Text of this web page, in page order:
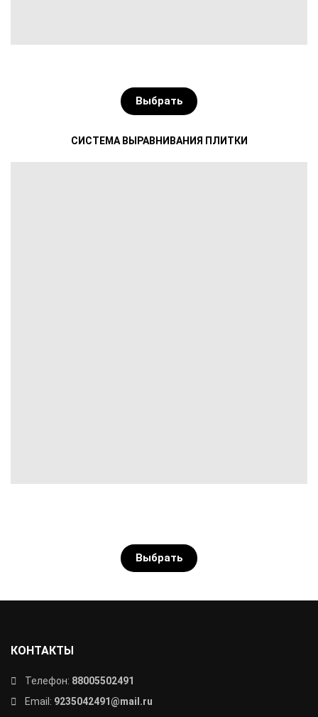
Выбрать
СИСТЕМА ВЫРАВНИВАНИЯ ПЛИТКИ
Выбрать
КОНТАКТЫ
Телефон: 88005502491
Email: 9235042491@mail.ru